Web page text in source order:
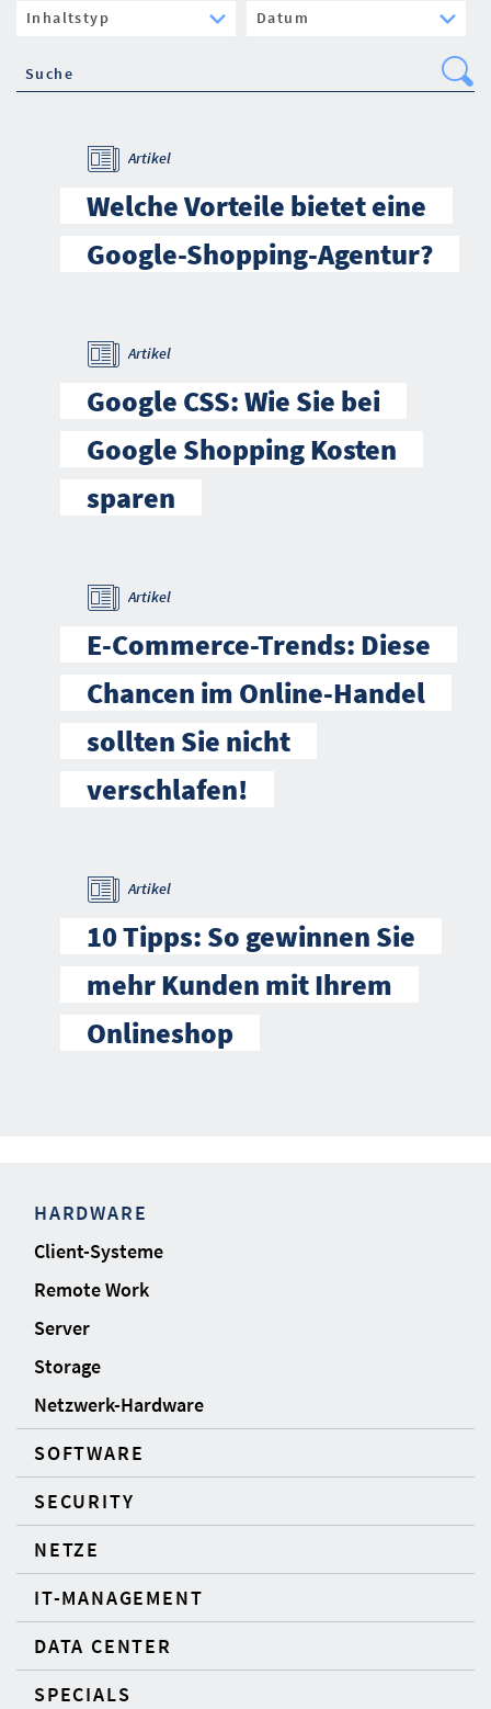
Artikel
Welche Vorteile bietet eine
Google-Shopping-Agentur?
Artikel
Google CSS: Wie Sie bei
Google Shopping Kosten
sparen
Artikel
E-Commerce-Trends: Diese
Chancen im Online-Handel
sollten Sie nicht
verschlafen!
Artikel
10 Tipps: So gewinnen Sie
mehr Kunden mit Ihrem
Onlineshop
HARDWARE
Client-Systeme
Remote Work
Server
Storage
Netzwerk-Hardware
SOFTWARE
SECURITY
NETZE
IT-MANAGEMENT
DATA CENTER
SPECIALS